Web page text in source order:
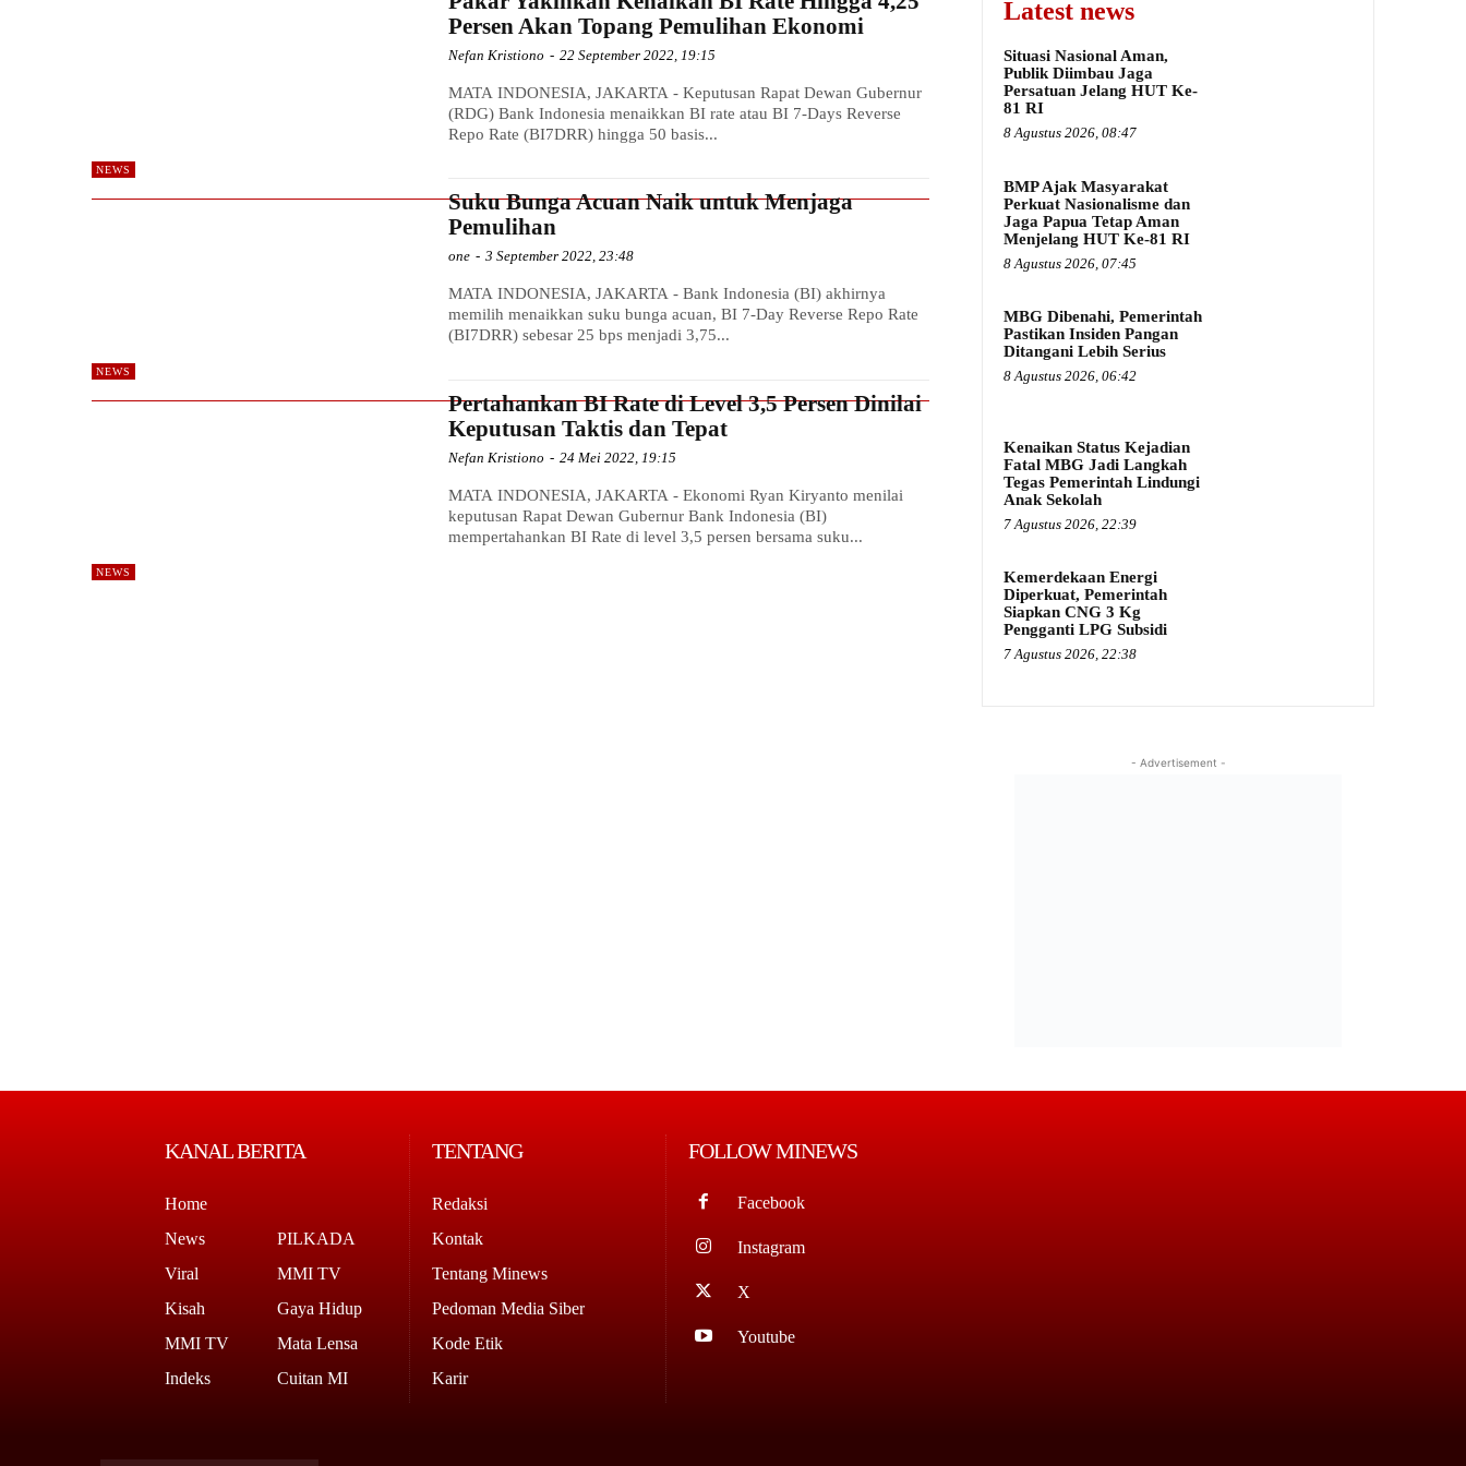
NEWS
Persen Akan Topang Pemulihan Ekonomi
Nefan Kristiono - 22 September 2022, 19:15
MATA INDONESIA, JAKARTA - Keputusan Rapat Dewan Gubernur
(RDG) Bank Indonesia menaikkan BI rate atau BI 7-Days Reverse
Repo Rate (BI7DRR) hingga 50 basis...
NEWS
Suku Bunga Acuan Naik untuk Menjaga
Pemulihan
one - 3 September 2022, 23:48
MATA INDONESIA, JAKARTA - Bank Indonesia (BI) akhirnya
memilih menaikkan suku bunga acuan, BI 7-Day Reverse Repo Rate
(BI7DRR) sebesar 25 bps menjadi 3,75...
NEWS
Pertahankan BI Rate di Level 3,5 Persen Dinilai
Keputusan Taktis dan Tepat
Nefan Kristiono - 24 Mei 2022, 19:15
MATA INDONESIA, JAKARTA - Ekonomi Ryan Kiryanto menilai
keputusan Rapat Dewan Gubernur Bank Indonesia (BI)
mempertahankan BI Rate di level 3,5 persen bersama suku...
Latest news
Situasi Nasional Aman,
Publik Diimbau Jaga
Persatuan Jelang HUT Ke-
81 RI
8 Agustus 2026, 08:47
BMP Ajak Masyarakat
Perkuat Nasionalisme dan
Jaga Papua Tetap Aman
Menjelang HUT Ke-81 RI
8 Agustus 2026, 07:45
MBG Dibenahi, Pemerintah
Pastikan Insiden Pangan
Ditangani Lebih Serius
8 Agustus 2026, 06:42
Kenaikan Status Kejadian
Fatal MBG Jadi Langkah
Tegas Pemerintah Lindungi
Anak Sekolah
7 Agustus 2026, 22:39
Kemerdekaan Energi
Diperkuat, Pemerintah
Siapkan CNG 3 Kg
Pengganti LPG Subsidi
7 Agustus 2026, 22:38
- Advertisement -
KANAL BERITA
Home
News
Viral
Kisah
MMI TV
Indeks
PILKADA
MMI TV
Gaya Hidup
Mata Lensa
Cuitan MI
TENTANG
Redaksi
Kontak
Tentang Minews
Pedoman Media Siber
Kode Etik
Karir
FOLLOW MINEWS
Facebook
Instagram
X
Youtube